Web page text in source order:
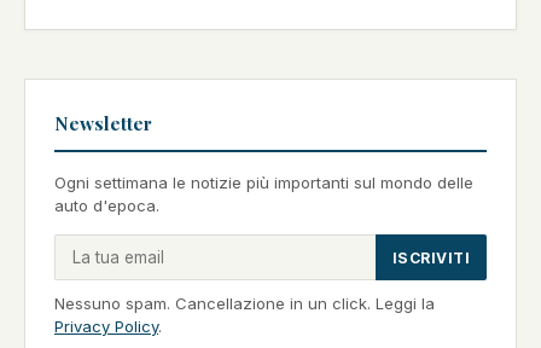
Newsletter
Ogni settimana le notizie più importanti sul mondo delle
auto d'epoca.
ISCRIVITI
Nessuno spam. Cancellazione in un click. Leggi la
Privacy Policy.